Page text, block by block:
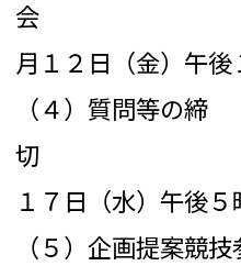
会 令
月１２日（金）午後
（４）質問等の締
切 令和
１７日（水）午後５
（５）企画提案競